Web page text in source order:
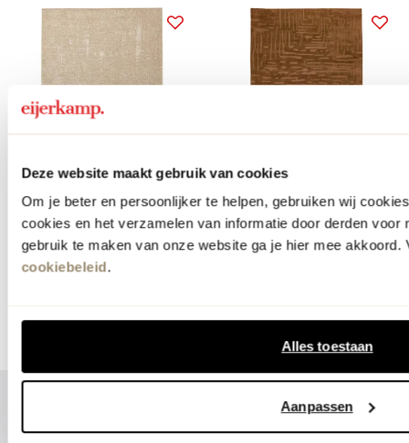
Deze website maakt gebruik van cookies
Om je beter en persoonlijker te helpen, gebruiken wij
cookies en het verzamelen van informatie door derden voor
gebruik te maken van onze website ga je hier mee akkoord.
cookiebeleid.
Alles toestaan
Aanpassen
Brinker Carpets
Grunge Sand Vloerkleed
1769.-
snel in huis
COCO maison
Winding Vloerkleed
349.-